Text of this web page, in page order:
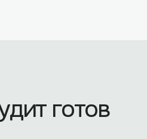
готов